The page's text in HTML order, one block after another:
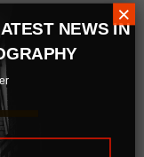
ea commodo
in voluptate
NEWS IN
×